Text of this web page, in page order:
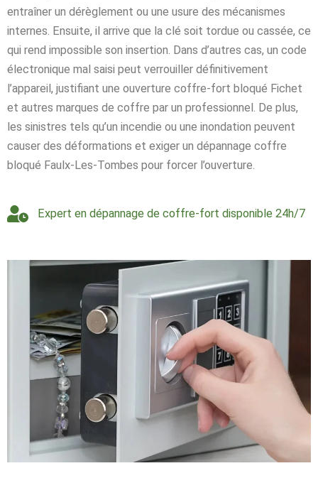
entraîner un dérèglement ou une usure des mécanismes
internes. Ensuite, il arrive que la clé soit tordue ou cassée, ce
qui rend impossible son insertion. Dans d’autres cas, un code
électronique mal saisi peut verrouiller définitivement
l’appareil, justifiant une ouverture coffre-fort bloqué Fichet
et autres marques de coffre par un professionnel. De plus,
les sinistres tels qu’un incendie ou une inondation peuvent
causer des déformations et exiger un dépannage coffre
bloqué Faulx-Les-Tombes pour forcer l’ouverture.
Expert en dépannage de coffre-fort disponible 24h/7